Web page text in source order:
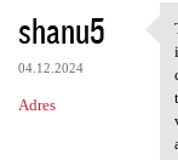
shanu5
04.12.2024
Adres